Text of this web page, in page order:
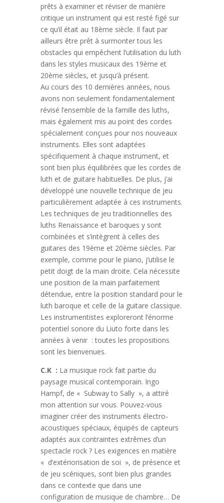
prêts à examiner et réviser de manière
critique un instrument qui est resté figé sur
ce qu’il était au 18ème siècle. Il faut par
ailleurs être prêt à surmonter tous les
obstacles qui empêchent l’utilisation du luth
dans les styles musicaux des 19ème et
20ème siècles, et jusqu’à présent.
Au cours des 10 dernières années, nous
avons non seulement fondamentalement
révisé l’ensemble de la famille des luths,
mais également mis au point des cordes
spécialement conçues pour nos nouveaux
instruments. Elles sont adaptées
spécifiquement à chaque instrument, et
sont bien plus équilibrées que les cordes de
luth et de guitare habituelles. De plus, j’ai
développé une nouvelle technique de jeu
particulièrement adaptée à ces instruments.
Les techniques de jeu traditionnelles des
luths Renaissance et baroques y sont
combinées et s’intègrent à celles des
guitares des 19ème et 20ème siècles. Par
exemple, comme pour le piano, j’utilise le
petit doigt de la main droite. Cela nécessite
une position de la main parfaitement
détendue, entre la position standard pour le
luth baroque et celle de la guitare classique.
Les instrumentistes exploreront l’énorme
potentiel sonore du Liuto forte dans les
années à venir : toutes les propositions
sont les bienvenues.
C.K : La musique rock fait partie du
paysage musical contemporain. Ingo
Hampf, de « Subway to Sally », a attiré
mon attention sur vous. Pouvez-vous
imaginer créer des instruments électro-
acoustiques spéciaux, équipés de capteurs
adaptés aux contraintes extrêmes d’un
spectacle rock ? Les exigences en matière
« d’extériorisation de soi », de présence et
de jeu scéniques, sont bien plus grandes
dans ce contexte que dans une
configuration de musique de chambre… De